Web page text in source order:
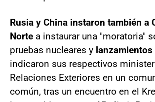
Rusia y China instaron también a
Norte a instaurar una "moratoria"
pruebas nucleares y
indicaron sus respectivos
Relaciones Exteriores en un
común, tras un encuentro en el